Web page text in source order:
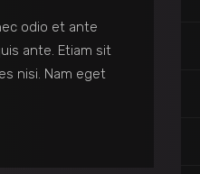
odio et ante
ante. Etiam sit
nisi. Nam eget